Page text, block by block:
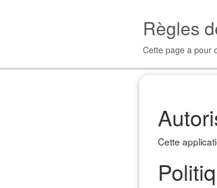
Règles
Cette page a pour
Cette